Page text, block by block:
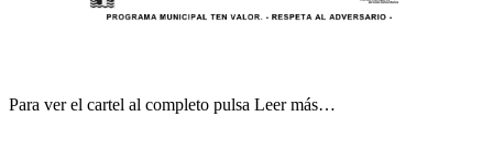
Para ver el cartel al completo pulsa Leer más…